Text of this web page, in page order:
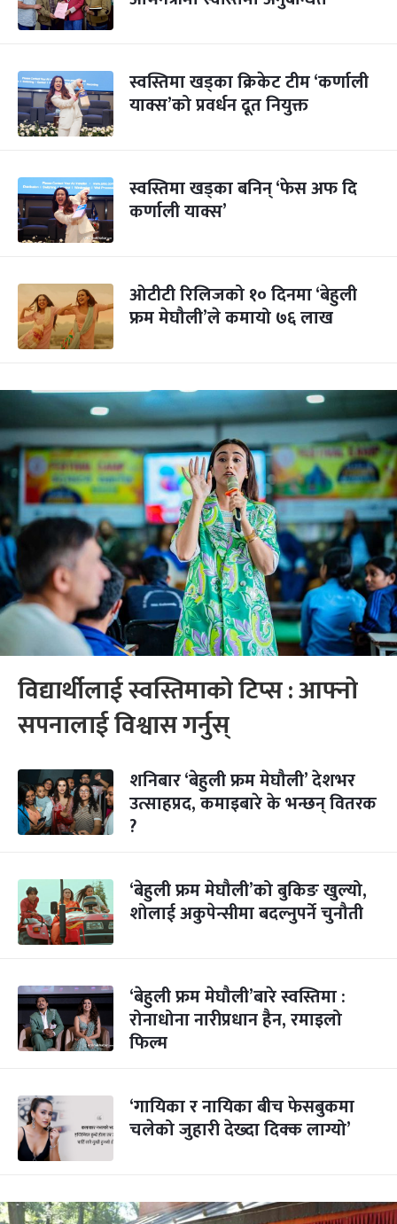
स्वस्तिमा खड्का क्रिकेट टीम ‘कर्णाली
याक्स’को प्रवर्धन दूत नियुक्त
स्वस्तिमा खड्का बनिन् ‘फेस अफ दि
कर्णाली याक्स’
ओटीटी रिलिजको १० दिनमा ‘बेहुली
फ्रम मेघौली’ले कमायो ७६ लाख
विद्यार्थीलाई स्वस्तिमाको टिप्स : आफ्नो
सपनालाई विश्वास गर्नुस्
शनिबार ‘बेहुली फ्रम मेघौली’ देशभर
उत्साहप्रद, कमाइबारे के भन्छन् वितरक
?
‘बेहुली फ्रम मेघौली’को बुकिङ खुल्यो,
शोलाई अकुपेन्सीमा बदल्नुपर्ने चुनौती
‘बेहुली फ्रम मेघौली’बारे स्वस्तिमा :
रोनाधोना नारीप्रधान हैन, रमाइलो
फिल्म
‘गायिका र नायिका बीच फेसबुकमा
चलेको जुहारी देख्दा दिक्क लाग्यो’